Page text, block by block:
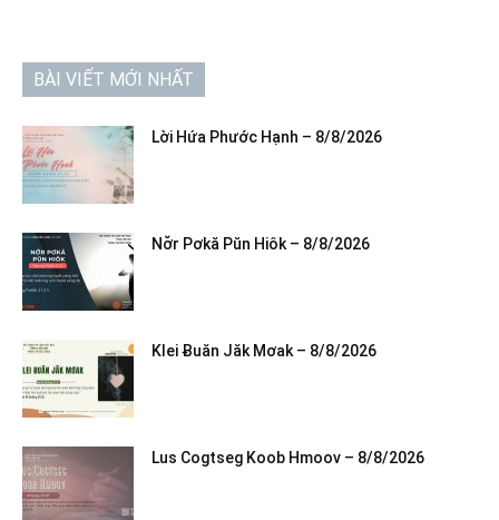
BÀI VIẾT MỚI NHẤT
Lời Hứa Phước Hạnh – 8/8/2026
Nơ̆r Pơkă Pŭn Hiôk – 8/8/2026
Klei Ƀuăn Jăk Mơak – 8/8/2026
Lus Cogtseg Koob Hmoov – 8/8/2026